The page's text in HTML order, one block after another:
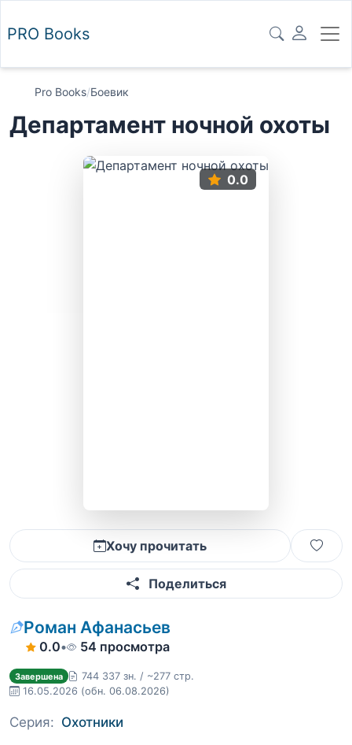
PRO Books
Pro Books/Боевик
Департамент ночной охоты
0.0
Хочу прочитать
Поделиться
Роман Афанасьев
0.0• 54 просмотра
Завершена
744 337 зн. / ~277 стр.
16.05.2026 (обн. 06.08.2026)
Серия: Охотники